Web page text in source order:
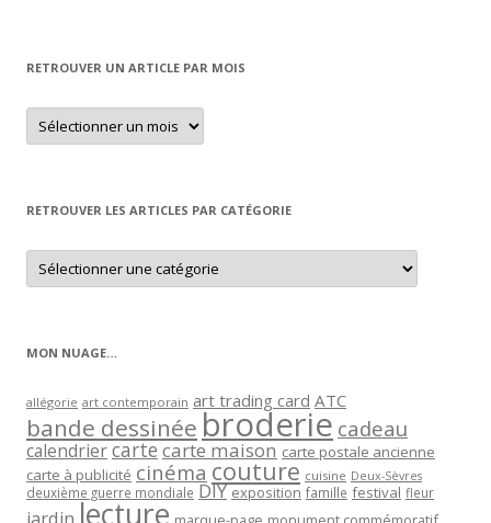
RETROUVER UN ARTICLE PAR MOIS
Retrouver
un
article
RETROUVER LES ARTICLES PAR CATÉGORIE
Retrouver
les
articles
MON NUAGE…
allégorie art contemporain art trading card ATC
bande dessinée broderie cadeau
calendriercartecarte maison carte postale ancienne
carte à publicité cinéma couture cuisine Deux-Sèvres
deuxième guerre mondiale DIY exposition famille festival fleur
lecture